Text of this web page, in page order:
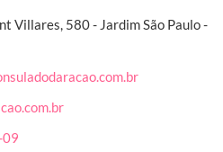
Villares, 580 - Jardim São Paulo -